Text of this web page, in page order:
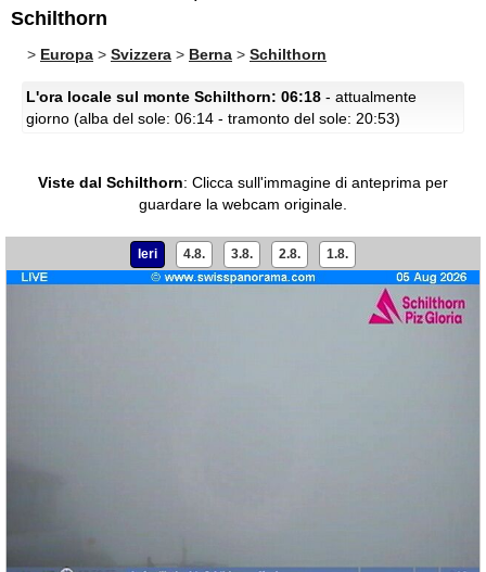
Schilthorn
> Europa > Svizzera > Berna > Schilthorn
L'ora locale sul monte Schilthorn: 06:18 - attualmente
giorno (alba del sole: 06:14 - tramonto del sole: 20:53)
Viste dal Schilthorn: Clicca sull'immagine di anteprima per
guardare la webcam originale.
Ieri 4.8. 3.8. 2.8. 1.8.